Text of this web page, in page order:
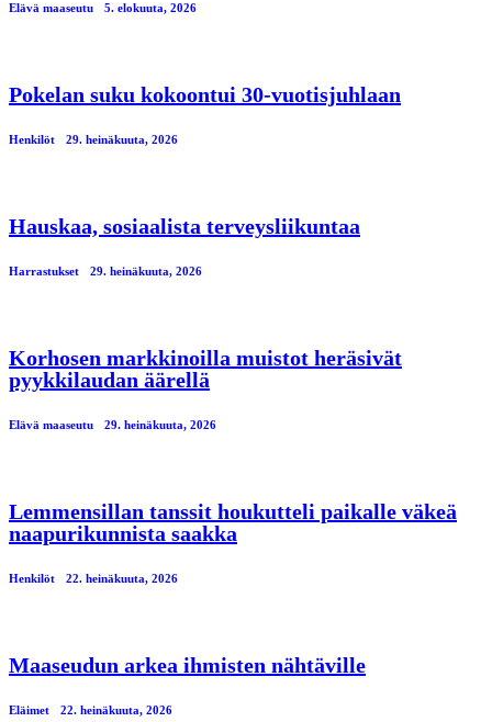
Elävä maaseutu 5. elokuuta, 2026
Pokelan suku kokoontui 30-vuotisjuhlaan
Henkilöt 29. heinäkuuta, 2026
Hauskaa, sosiaalista terveysliikuntaa
Harrastukset 29. heinäkuuta, 2026
Korhosen markkinoilla muistot heräsivät
pyykkilaudan äärellä
Elävä maaseutu 29. heinäkuuta, 2026
Lemmensillan tanssit houkutteli paikalle väkeä
naapurikunnista saakka
Henkilöt 22. heinäkuuta, 2026
Maaseudun arkea ihmisten nähtäville
Eläimet 22. heinäkuuta, 2026